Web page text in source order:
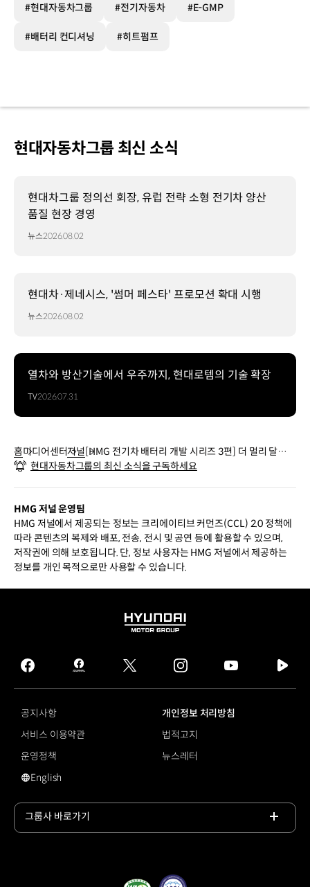
#현대자동차그룹 #전기자동차 #E-GMP
#배터리 컨디셔닝 #히트펌프
현대자동차그룹 최신 소식
현대차그룹 정의선 회장, 유럽 전략 소형 전기차 양산
품질 현장 경영
뉴스2026.08.02
현대차·제네시스, '썸머 페스타' 프로모션 확대 시행
뉴스2026.08.02
열차와 방산기술에서 우주까지, 현대로템의 기술 확장
TV2026.07.31
홈미디어센터저널 [HMG 전기차 배터리 개발 시리즈 3편] 더 멀리 달리는
전기차를 만들 수 있는 비결
현대자동차그룹의 최신 소식을 구독하세요
HMG 저널 운영팀
HMG 저널에서 제공되는 정보는 크리에이티브 커먼즈(CCL) 2.0 정책에
따라 콘텐츠의 복제와 배포, 전송, 전시 및 공연 등에 활용할 수 있으며,
저작권에 의해 보호됩니다. 단, 정보 사용자는 HMG 저널에서 제공하는
정보를 개인 목적으로만 사용할 수 있습니다.
HYUNDAI
GROUP
facebook
hmg
journal
twitter instagram
tv
공지사항
개인정보 처리방침
서비스 이용약관
법적고지
운영정책
뉴스레터
영문 사이트로 이동
English
그룹사 바로가기